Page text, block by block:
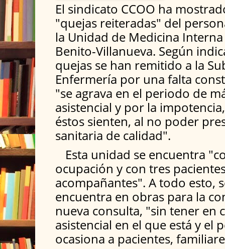
El sindicato CCOO ha
"quejas reiteradas" del
la Unidad de Medicina
Benito-Villanueva. Según
quejas se han remitido a la
Enfermería por una falta
"se agrava en el periodo de
asistencial y por la
éstos sienten, al no poder
sanitaria de calidad".
Esta unidad se encuentra
ocupación y con tres
acompañantes". A todo esto,
encuentra en obras para la
nueva consulta, "sin tener en
asistencial en el que está y el
ocasiona a pacientes,